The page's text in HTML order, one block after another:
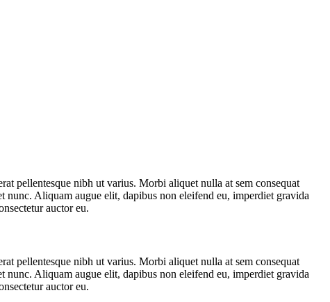
pellentesque nibh ut varius. Morbi aliquet nulla at sem consequat
nunc. Aliquam augue elit, dapibus non eleifend eu, imperdiet gravida
auctor eu.
pellentesque nibh ut varius. Morbi aliquet nulla at sem consequat
nunc. Aliquam augue elit, dapibus non eleifend eu, imperdiet gravida
auctor eu.